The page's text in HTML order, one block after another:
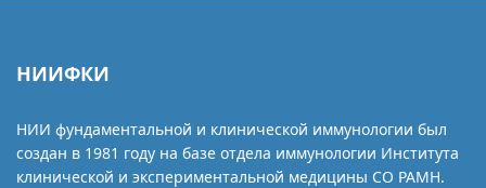
НИИФКИ
НИИ фундаментальной и клинической иммунологии был
создан в 1981 году на базе отдела иммунологии Института
клинической и экспериментальной медицины СО РАМН.